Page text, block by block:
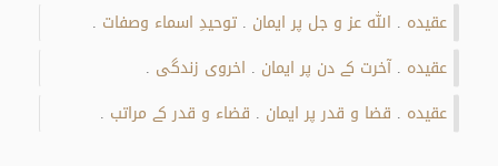
عقیدہ اللہ عز و جل پر ایمان توحيدِ اسماء وصفات
عقیدہ آخرت کے دن پر ایمان اخروی زندگی
عقیدہ قضا و قدر پر ایمان قضاء و قدر کے مراتب